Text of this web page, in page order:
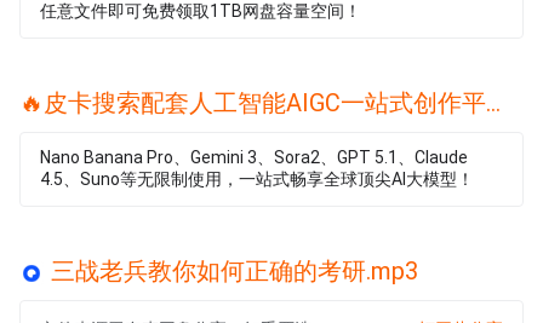
任意文件即可免费领取1TB网盘容量空间！
🔥皮卡搜索配套人工智能AIGC一站式创作平台🔥
Nano Banana Pro、Gemini 3、Sora2、GPT 5.1、Claude
4.5、Suno等无限制使用，一站式畅享全球顶尖AI大模型！
三战老兵教你如何正确的考研.mp3